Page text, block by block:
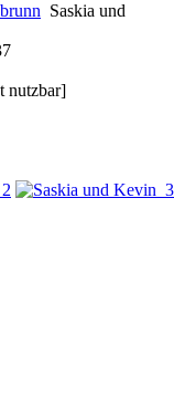
Saskia und
nutzbar]